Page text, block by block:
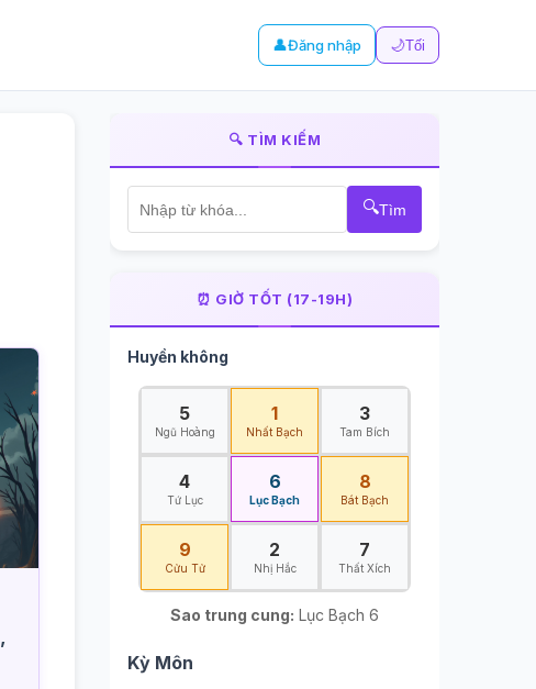
👤Đăng nhập 🌙Tối
🔍 TÌM KIẾM
🔍Tìm
⏰ GIỜ TỐT (17-19H)
Huyền không
5
Ngũ Hoàng
1
Nhất Bạch
3
Tam Bích
4
Tứ Lục
6
Lục Bạch
8
Bát Bạch
9
Cửu Tử
2
Nhị Hắc
7
Thất Xích
Sao trung cung: Lục Bạch 6
Kỳ Môn